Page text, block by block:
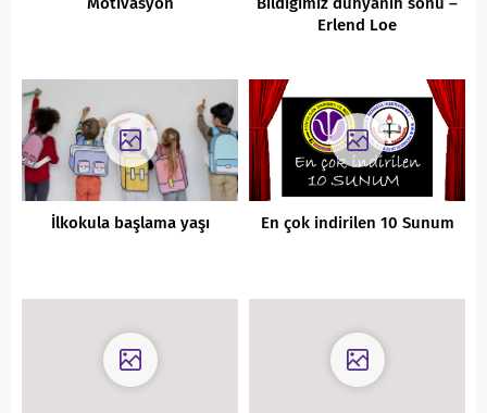
Erlend Loe
İlkokula başlama yaşı En çok indirilen 10 Sunum